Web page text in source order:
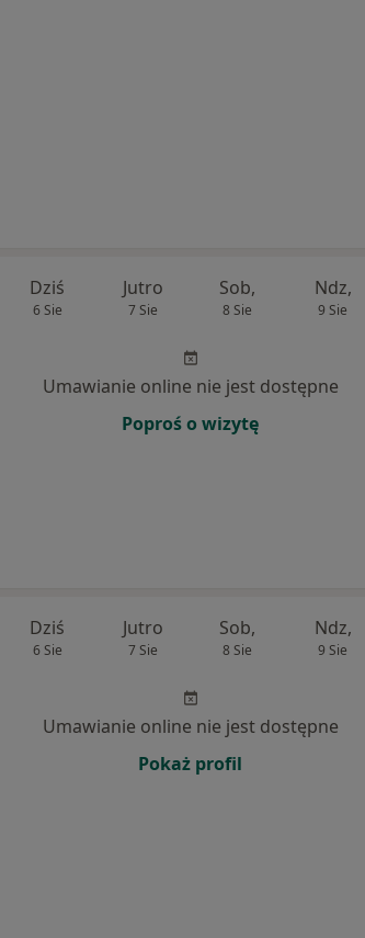
Dziś
6 Sie
Jutro
7 Sie
Sob,
8 Sie
Ndz,
9 Sie
Umawianie online nie jest dostępne
Poproś o wizytę
Dziś
6 Sie
Jutro
7 Sie
Sob,
8 Sie
Ndz,
9 Sie
Umawianie online nie jest dostępne
Pokaż profil